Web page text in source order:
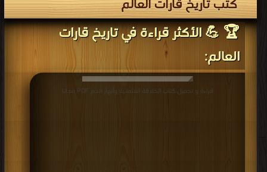
كتب تاريخ قارات العالم
🏆 💪 الأكثر قراءة في تاريخ قارات
العالم:
قراءة و تحميل كتاب الخلافة العثمانية وأنهار الدم PDF مجانا